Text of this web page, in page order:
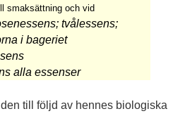
smaksättning och vid
tvålessens;
i bageriet
alla essenser
till följd av hennes biologiska